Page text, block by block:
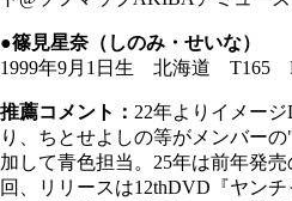
●篠見星奈（しのみ・せいな）
1999年9月1日生 北海道 T165
推薦コメント： 22年よりイメー
り、ちとせよしの等がメンバー
加して青色担当。25年は前年発
回、リリースは12thDVD『ヤンチ